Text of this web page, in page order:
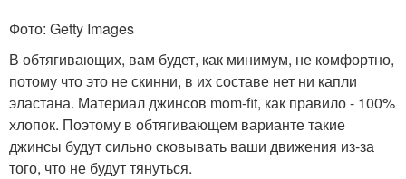
Фото: Getty Images
В обтягивающих, вам будет, как минимум, не комфортно,
потому что это не скинни, в их составе нет ни капли
эластана. Материал джинсов mom-fit, как правило - 100%
хлопок. Поэтому в обтягивающем варианте такие
джинсы будут сильно сковывать ваши движения из-за
того, что не будут тянуться.